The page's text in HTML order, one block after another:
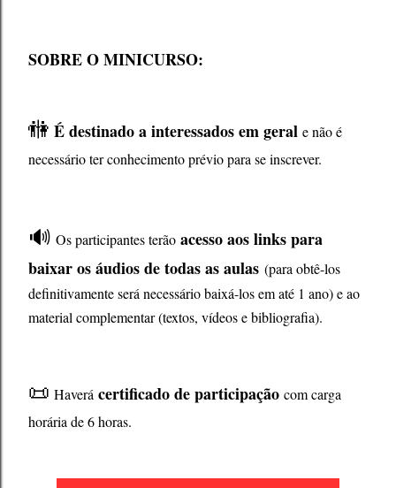
SOBRE O MINICURSO:
🚻 É destinado ainteressados em geral e não é
necessário ter conhecimento prévio para se inscrever.
🔊 Os participantes terão acesso aos links para
baixar os áudios de todas as aulas (para obtê-los
definitivamente será necessário baixá-los em até 1 ano) e ao
material complementar (textos, vídeos e bibliografia).
📜 Haverá certificado de participação com carga
horária de 6 horas.